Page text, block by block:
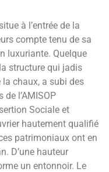
à l’entrée de la
compte tenu de sa
luxuriante. Quelque
structure qui jadis
chaux, a subi des
l’AMISOP
Sociale et
hautement qualifié
patrimoniaux ont en
D’une hauteur
un entonnoir. Le